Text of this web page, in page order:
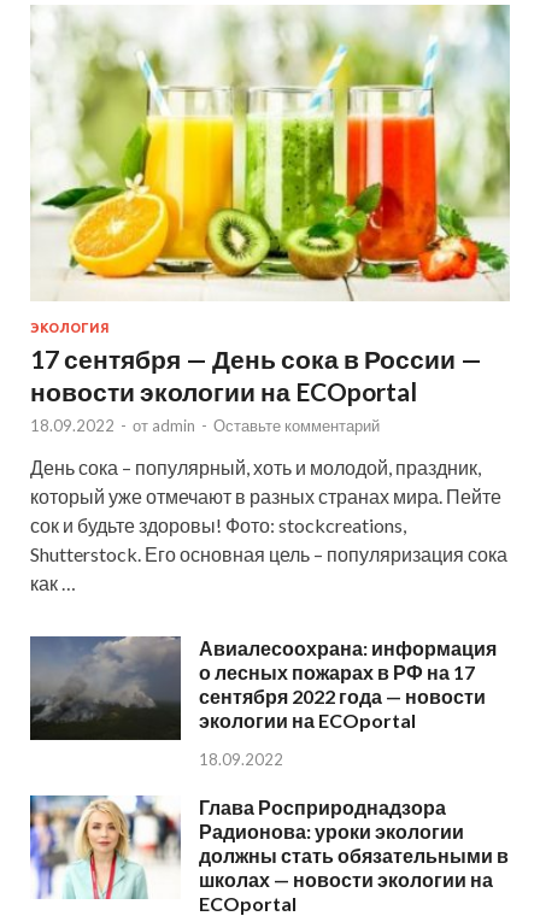
ЭКОЛОГИЯ
17 сентября — День сока в России —
новости экологии на ECOportal
18.09.2022 - от admin - Оставьте комментарий
День сока – популярный, хоть и молодой, праздник,
который уже отмечают в разных странах мира. Пейте
сок и будьте здоровы! Фото: stockcreations,
Shutterstock. Его основная цель – популяризация сока
как …
Авиалесоохрана: информация
о лесных пожарах в РФ на 17
сентября 2022 года — новости
экологии на ECOportal
18.09.2022
Глава Росприроднадзора
Радионова: уроки экологии
должны стать обязательными в
школах — новости экологии на
ECOportal